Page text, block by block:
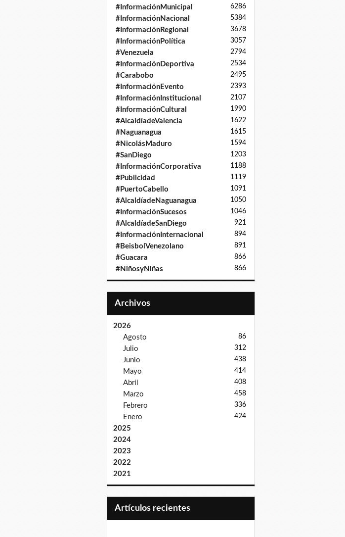
#InformaciónMunicipal 6286
#InformaciónNacional 5384
#InformaciónRegional 3678
#InformaciónPolítica 3057
#Venezuela 2794
#InformaciónDeportiva 2534
#Carabobo 2495
#InformaciónEvento 2393
#InformaciónInstitucional 2107
#InformaciónCultural 1990
#AlcaldíadeValencia 1622
#Naguanagua 1615
#NicolásMaduro 1594
#SanDiego 1203
#InformaciónCorporativa 1188
#Publicidad 1119
#PuertoCabello 1091
#AlcaldíadeNaguanagua 1050
#InformaciónSucesos 1046
#AlcaldíadeSanDiego 921
#InformaciónInternacional 894
#BeisbolVenezolano 891
#Guacara 866
#NiñosyNiñas 866
Archivos
2026
Agosto
86
Julio 312
Junio 438
Mayo 414
Abril 408
Marzo 458
Febrero 336
Enero 424
2025
2024
2023
2022
2021
Artículos recientes